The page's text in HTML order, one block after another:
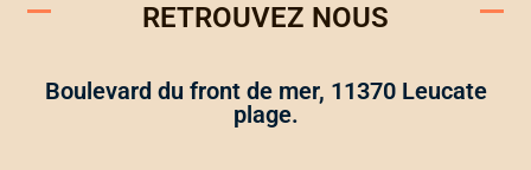
RETROUVEZ NOUS
Boulevard du front de mer, 11370 Leucate
plage.